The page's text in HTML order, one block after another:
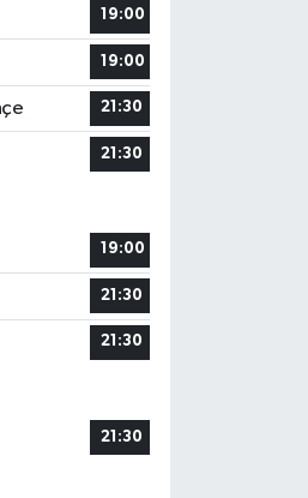
19:00
19:00
21:30
21:30
19:00
21:30
21:30
21:30